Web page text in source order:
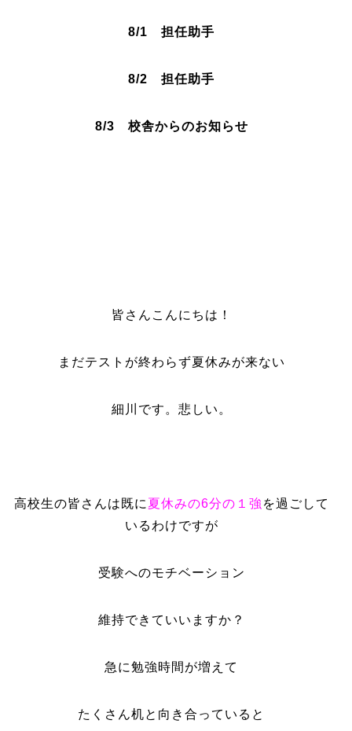
8/1 担任助手
8/2担任助手
8/3 校舎からのお知らせ
皆さんこんにちは！
まだテストが終わらず夏休みが来ない
細川です。悲しい。
高校生の皆さんは既に 夏休みの6分の１強 を過ごして
いるわけですが
受験へのモチベーション
維持できていいますか？
急に勉強時間が増えて
たくさん机と向き合っていると